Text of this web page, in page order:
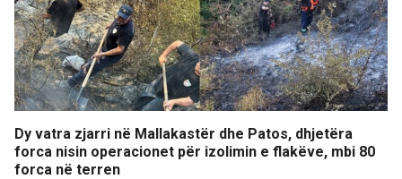
Dy vatra zjarri në Mallakastër dhe Patos, dhjetëra
forca nisin operacionet për izolimin e flakëve, mbi 80
forca në terren